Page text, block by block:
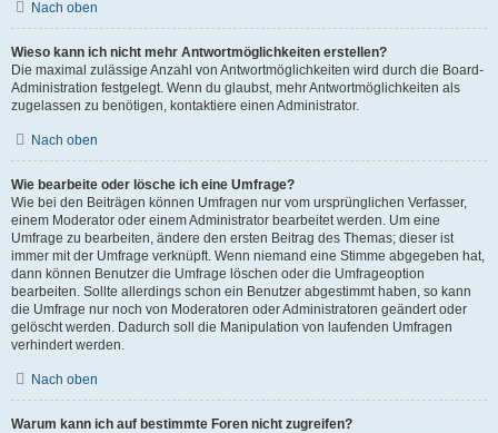
Nach oben
Wieso kann ich nicht mehr Antwortmöglichkeiten erstellen?
Die maximal zulässige Anzahl von Antwortmöglichkeiten wird durch die Board-
Administration festgelegt. Wenn du glaubst, mehr Antwortmöglichkeiten als
zugelassen zu benötigen, kontaktiere einen Administrator.
Nach oben
Wie bearbeite oder lösche ich eine Umfrage?
Wie bei den Beiträgen können Umfragen nur vom ursprünglichen Verfasser,
einem Moderator oder einem Administrator bearbeitet werden. Um eine
Umfrage zu bearbeiten, ändere den ersten Beitrag des Themas; dieser ist
immer mit der Umfrage verknüpft. Wenn niemand eine Stimme abgegeben hat,
dann können Benutzer die Umfrage löschen oder die Umfrageoption
bearbeiten. Sollte allerdings schon ein Benutzer abgestimmt haben, so kann
die Umfrage nur noch von Moderatoren oder Administratoren geändert oder
gelöscht werden. Dadurch soll die Manipulation von laufenden Umfragen
verhindert werden.
Nach oben
Warum kann ich auf bestimmte Foren nicht zugreifen?